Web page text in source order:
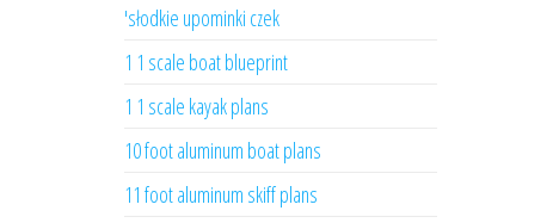
'słodkie upominki czek
1 1 scale boat blueprint
1 1 scale kayak plans
10 foot aluminum boat plans
11 foot aluminum skiff plans